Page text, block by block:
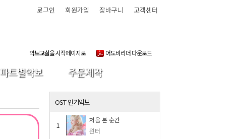
파트별악보 주문제작
악보교실을 시작페이지로 어도비리더 다운로드
로그인 회원가입 장바구니 고객센터
OST 인기악보
1
처음 본 순간
윈터